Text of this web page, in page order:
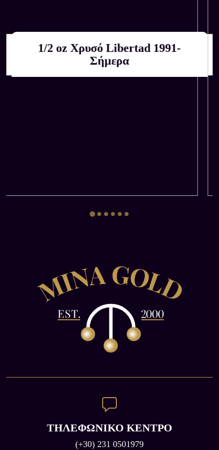
Αγοράζουμε εμείς
ΚΑΤΟΠΙΝ ΕΚΤΙΜΗΣΗΣ
1/2 oz Χρυσό Libertad 1991-
Σήμερα
ΤΗΛΕΦΩΝΙΚΟ ΚΕΝΤΡΟ
(+30) 231 0501979